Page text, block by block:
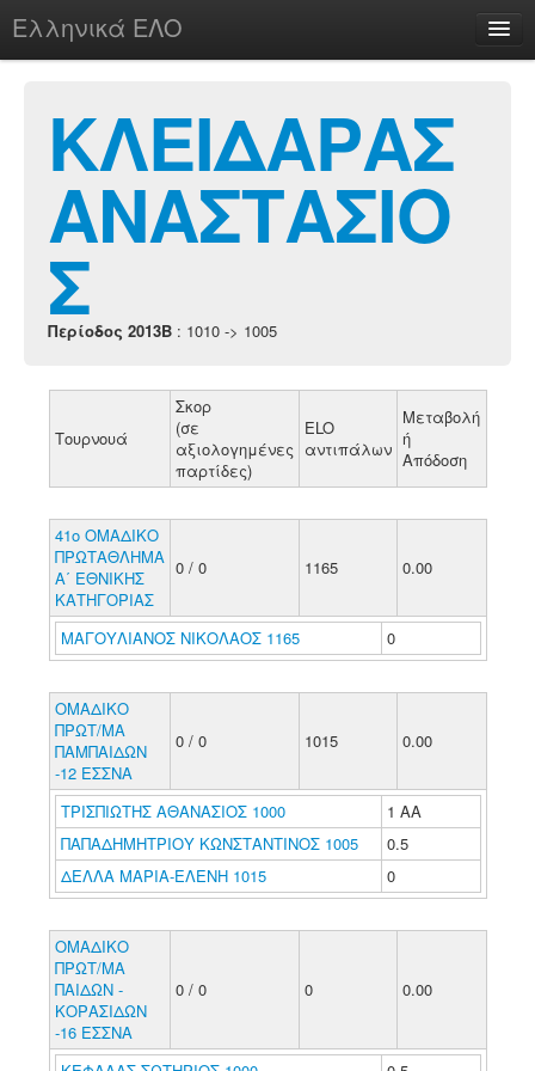
Ελληνικά ΕΛΟ
chesstu.be @ discord
Login
ΚΛΕΙΔΑΡΑΣ
ΑΝΑΣΤΑΣΙΟ
Σ
Περίοδος 2013B : 1010 -> 1005
Τουρνουά
Σκορ
(σε
αξιολογημένες
παρτίδες)
ELO
αντιπάλων
Μεταβολή
ή
Απόδοση
41ο ΟΜΑΔΙΚΟ
ΠΡΩΤΑΘΛΗΜΑ
Α΄ ΕΘΝΙΚΗΣ
ΚΑΤΗΓΟΡΙΑΣ
0 / 0 1165 0.00
ΜΑΓΟΥΛΙΑΝΟΣ ΝΙΚΟΛΑΟΣ 1165 0
ΟΜΑΔΙΚΟ
ΠΡΩΤ/ΜΑ
ΠΑΜΠΑΙΔΩΝ
-12 ΕΣΣΝΑ
0 / 0 1015 0.00
ΤΡΙΣΠΙΩΤΗΣ ΑΘΑΝΑΣΙΟΣ 1000
1 ΑΑ
ΠΑΠΑΔΗΜΗΤΡΙΟΥ ΚΩΝΣΤΑΝΤΙΝΟΣ 1005
0.5
ΔΕΛΛΑ ΜΑΡΙΑ-ΕΛΕΝΗ 1015
0
ΟΜΑΔΙΚΟ
ΠΡΩΤ/ΜΑ
ΠΑΙΔΩΝ -
ΚΟΡΑΣΙΔΩΝ
-16 ΕΣΣΝΑ
0 / 0 0 0.00